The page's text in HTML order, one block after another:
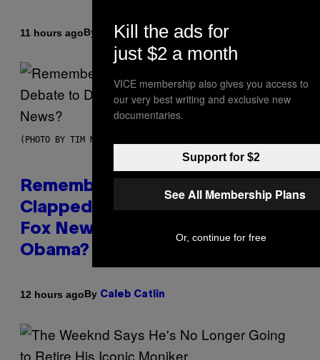
11 hours agoBy Caleb Catlin
(PHOTO BY TIM MOSENFELDER/GETTY IMAGES)
Remember the Time Jeezy
Clapped Back at Bill O’Reilly and
Fox News in Defense of Barack
Obama?
12 hours agoBy Caleb Catlin
Kill the ads for
just $2 a month
VICE membership also gives you access to
our very best writing and exclusive new
documentaries.
Support for $2
See All Membership Plans
Or, continue for free